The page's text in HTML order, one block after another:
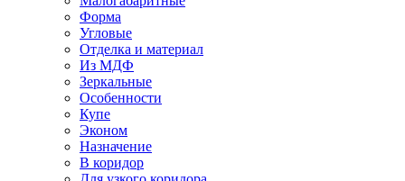
Форма
Угловые
Отделка и материал
Из МДФ
Зеркальные
Особенности
Купе
Эконом
Назначение
В коридор